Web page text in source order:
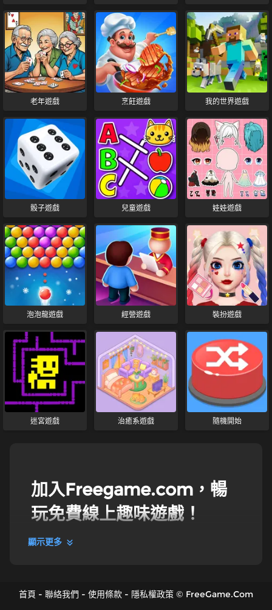
老年遊戲 烹飪遊戲 我的世界遊戲
骰子遊戲 兒童遊戲 娃娃遊戲
泡泡龍遊戲 經營遊戲 裝扮遊戲
迷宮遊戲 治癒系遊戲 隨機開始
加入Freegame.com，暢
玩免費線上趣味遊戲！
趣味遊戲
一切有趣的事物，那就加入我們精選的免費趣味遊戲合
顯示更多
首頁 - 聯絡我們 - 使用條款 - 隱私權政策 © FreeGame.Com